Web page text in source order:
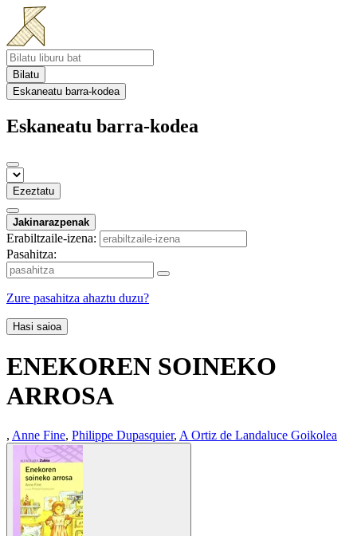
Bilatu
Eskaneatu barra-kodea
Eskaneatu barra-kodea
Ezeztatu
Jakinarazpenak
Erabiltzaile-izena:
Pasahitza:
Zure pasahitza ahaztu duzu?
Hasi saioa
ENEKOREN SOINEKO
ARROSA
, Anne Fine, Philippe Dupasquier, A Ortiz de Landaluce Goikolea